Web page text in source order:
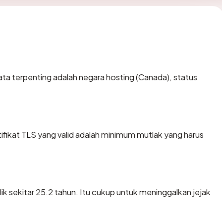
terpenting adalah negara hosting (Canada), status
TLS yang valid adalah minimum mutlak yang harus
sekitar 25.2 tahun. Itu cukup untuk meninggalkan jejak